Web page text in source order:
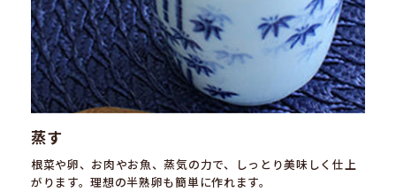
蒸す
根菜や卵、お肉やお魚、蒸気の力で、しっとり美味しく仕上
がります。理想の半熟卵も簡単に作れます。